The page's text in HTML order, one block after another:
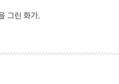
그린 화가.